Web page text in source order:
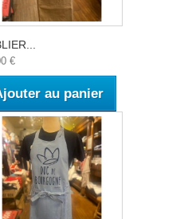
€
au panier